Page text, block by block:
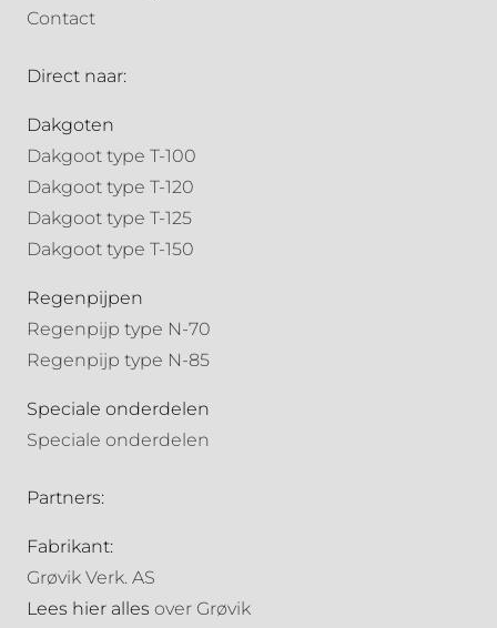
Contact
Direct naar:
Dakgoten
Dakgoot type T-100
Dakgoot type T-120
Dakgoot type T-125
Dakgoot type T-150
Regenpijpen
Regenpijp type N-70
Regenpijp type N-85
Speciale onderdelen
Speciale onderdelen
Partners:
Fabrikant:
Grøvik Verk. AS
Lees hier alles over Grøvik